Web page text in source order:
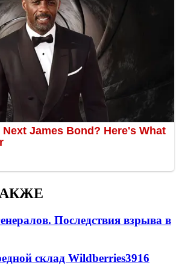
Последствия взрыва в
склад Wildberries3916